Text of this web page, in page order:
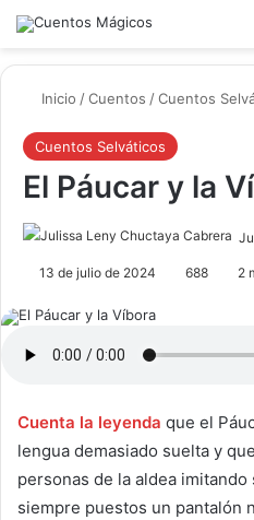
Inicio /Cuentos /Cuentos
Cuentos Selváticos
El Páucar y la
13 de julio de 2024 688 2
Cuenta la leyenda que el
lengua demasiado suelta y
personas de la aldea
siempre puestos un pantalón